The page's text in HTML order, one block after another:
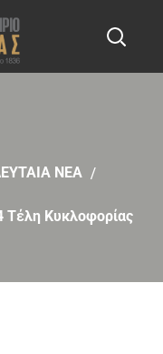
ΝΕΑ
Τέλη Κυκλοφορίας